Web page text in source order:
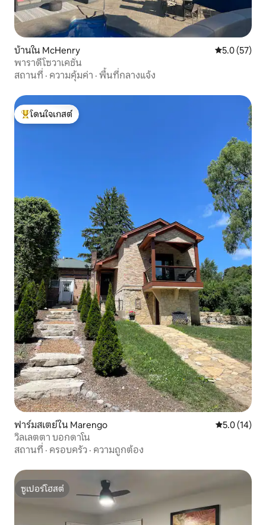
บ้านใน McHenry คะแนนเฉลี่ย
5.0 (57)
พาราดีโซวาเคชั่น
สถานที่ · ความคุ้มค่า · พื้นที่กลางแจ้ง
โดนใจเกสต์ที่สุด
โดนใจเกสต์
ฟาร์มสเตย์ใน Marengo คะแนนเฉลี่ย
5.0 (14)
วิลเลตตา บอกดาโน
สถานที่ · ครอบครัว · ความถูกต้อง
ซูเปอร์โฮสต์
ซูเปอร์โฮสต์